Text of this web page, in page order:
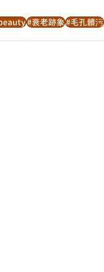
#衰老跡象#毛孔髒污